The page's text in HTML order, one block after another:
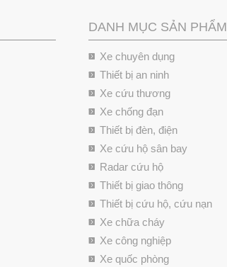
DANH MỤC SẢN PHẨM
Xe chuyên dụng
Thiết bị an ninh
Xe cứu thương
Xe chống đạn
Thiết bị đèn, điện
Xe cứu hộ sân bay
Radar cứu hộ
Thiết bị giao thông
Thiết bị cứu hộ, cứu nạn
Xe chữa cháy
Xe công nghiệp
Xe quốc phòng